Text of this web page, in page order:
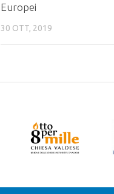
Europei
30 OTT, 2019